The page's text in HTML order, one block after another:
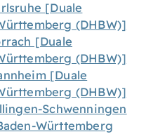
[Duale
(DHBW)]
[Duale
(DHBW)]
[Duale
(DHBW)]
Schwenningen
Württemberg